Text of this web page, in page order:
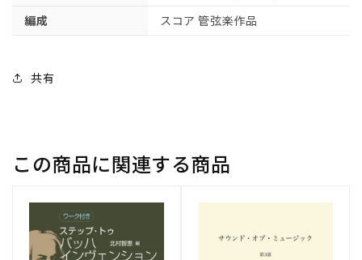
編成
スコア 管弦楽作品
共有
この商品に関連する商品